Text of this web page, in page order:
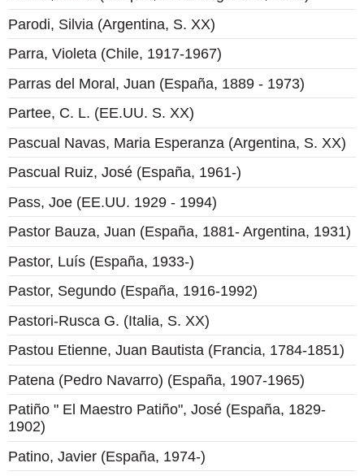
Parodi, Silvia (Argentina, S. XX)
Parra, Violeta (Chile, 1917-1967)
Parras del Moral, Juan (España, 1889 - 1973)
Partee, C. L. (EE.UU. S. XX)
Pascual Navas, Maria Esperanza (Argentina, S. XX)
Pascual Ruiz, José (España, 1961-)
Pass, Joe (EE.UU. 1929 - 1994)
Pastor Bauza, Juan (España, 1881- Argentina, 1931)
Pastor, Luís (España, 1933-)
Pastor, Segundo (España, 1916-1992)
Pastori-Rusca G. (Italia, S. XX)
Pastou Etienne, Juan Bautista (Francia, 1784-1851)
Patena (Pedro Navarro) (España, 1907-1965)
Patiño " El Maestro Patiño", José (España, 1829-
1902)
Patino, Javier (España, 1974-)